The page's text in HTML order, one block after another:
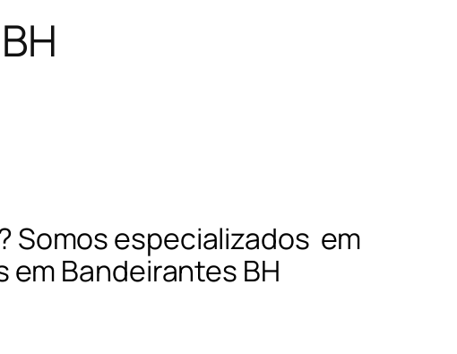
Somos especializados em
Bandeirantes BH